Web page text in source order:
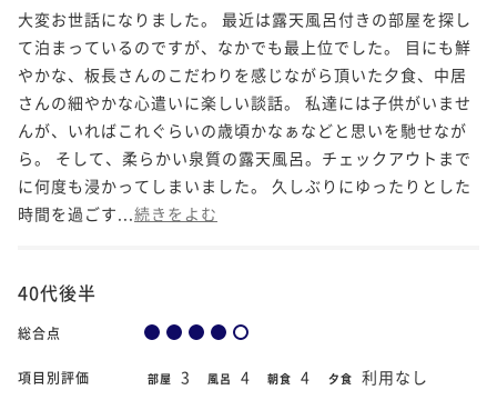
大変お世話になりました。 最近は露天風呂付きの部屋を探し
て泊まっているのですが、なかでも最上位でした。 目にも鮮
やかな、板長さんのこだわりを感じながら頂いた夕食、中居
さんの細やかな心遣いに楽しい談話。 私達には子供がいませ
んが、いればこれぐらいの歳頃かなぁなどと思いを馳せなが
ら。 そして、柔らかい泉質の露天風呂。チェックアウトまで
に何度も浸かってしまいました。 久しぶりにゆったりとした
時間を過ごす... 続きをよむ
40代後半
総合点
項目別評価 部屋 3 風呂 4 朝食 4 夕食 利用なし